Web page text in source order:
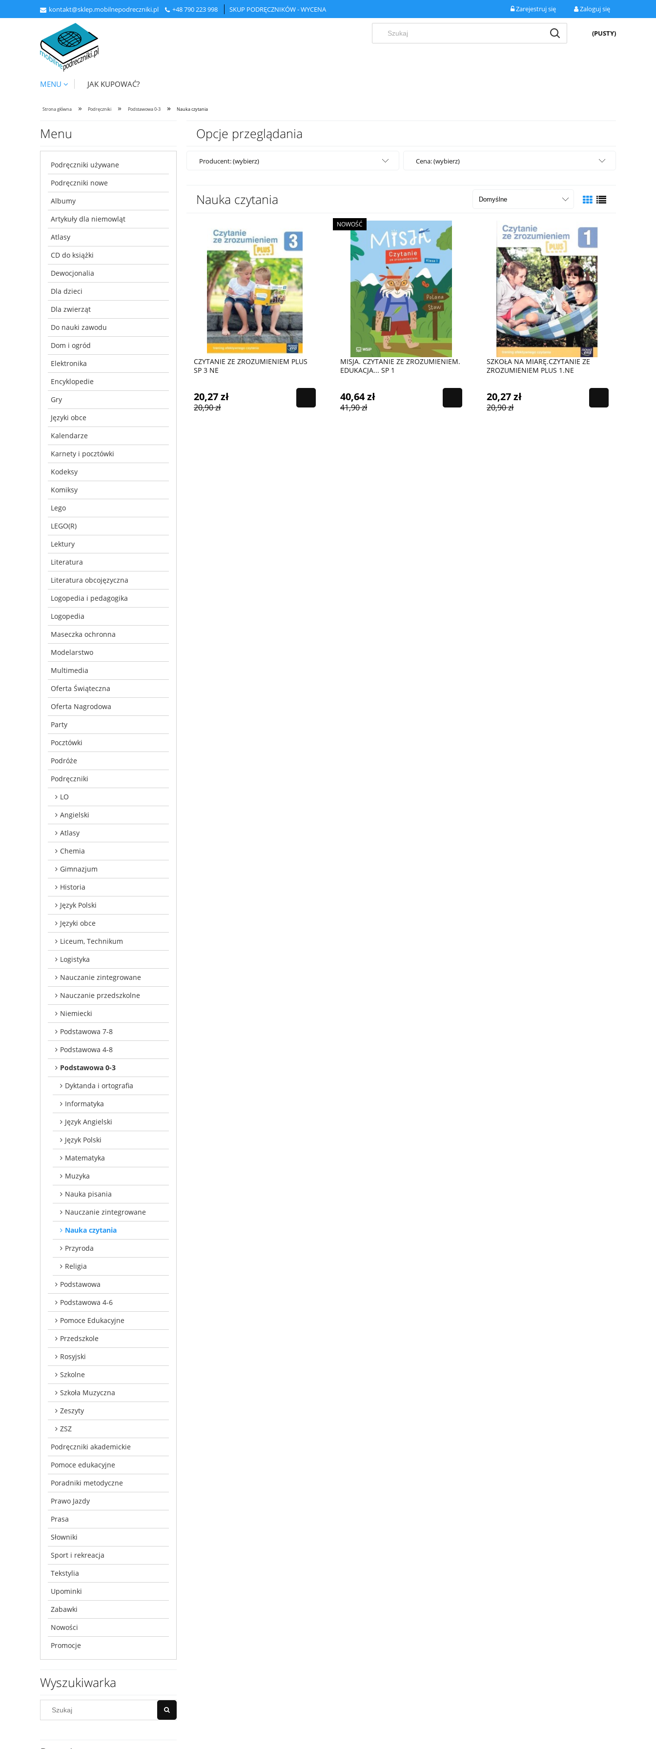
kontakt@sklep.mobilnepodreczniki.pl +48790 223 998 SKUP PODRĘCZNIKÓW - WYCENA Zarejestruj się Zaloguj się
(PUSTY)
MENU JAK KUPOWAĆ?
Strona główna » Podręczniki » Podstawowa 0-3 » Nauka czytania
Menu
Podręczniki używane
Podręczniki nowe
Albumy
Artykuły dla niemowląt
Atlasy
CD do książki
Dewocjonalia
Dla dzieci
Dla zwierząt
Do nauki zawodu
Dom i ogród
Elektronika
Encyklopedie
Gry
Języki obce
Kalendarze
Karnety i pocztówki
Kodeksy
Komiksy
Lego
LEGO(R)
Lektury
Literatura
Literatura obcojęzyczna
Logopedia i pedagogika
Logopedia
Maseczka ochronna
Modelarstwo
Multimedia
Oferta Świąteczna
Oferta Nagrodowa
Party
Pocztówki
Podróże
Podręczniki
LO
Angielski
Atlasy
Chemia
Gimnazjum
Historia
Język Polski
Języki obce
Liceum, Technikum
Logistyka
Nauczanie zintegrowane
Nauczanie przedszkolne
Niemiecki
Podstawowa 7-8
Podstawowa 4-8
Podstawowa 0-3
Dyktanda i ortografia
Informatyka
Język Angielski
Język Polski
Matematyka
Muzyka
Nauka pisania
Nauczanie zintegrowane
Nauka czytania
Przyroda
Religia
Podstawowa
Podstawowa 4-6
Pomoce Edukacyjne
Przedszkole
Rosyjski
Szkolne
Szkoła Muzyczna
Zeszyty
ZSZ
Podręczniki akademickie
Pomoce edukacyjne
Poradniki metodyczne
Prawo Jazdy
Prasa
Słowniki
Sport i rekreacja
Tekstylia
Upominki
Zabawki
Nowości
Promocje
Wyszukiwarka
Opcje przeglądania
Producent: (wybierz) Cena: (wybierz)
Nauka czytania
CZYTANIE ZE ZROZUMIENIEM PLUS
SP 3 NE
20,27 zł
20,90 zł
MISJA. CZYTANIE ZE ZROZUMIENIEM.
EDUKACJA... SP 1
40,64 zł
41,90 zł
NOWOŚĆ
SZKOŁA NA MIARĘ.CZYTANIE ZE
ZROZUMIENIEM PLUS 1.NE
20,27 zł
20,90 zł